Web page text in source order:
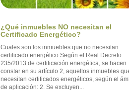
¿Qué inmuebles NO necesitan el
Certificado Energético?
Cuales son los inmuebles que no necesitan
certificado energético Según el Real Decreto
235/2013 de certificación energética, se hacen
constar en su artículo 2, aquellos inmuebles
necesitan certificados energéticos, según el
de aplicación: 2. Se excluyen...